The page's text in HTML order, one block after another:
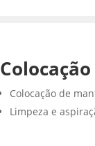
Colocação de
Limpeza e